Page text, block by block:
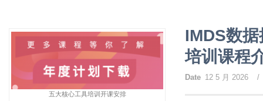
IMDS数
培训课程
Date 12 5 月 2026 /
五大核心工具培训开课安排